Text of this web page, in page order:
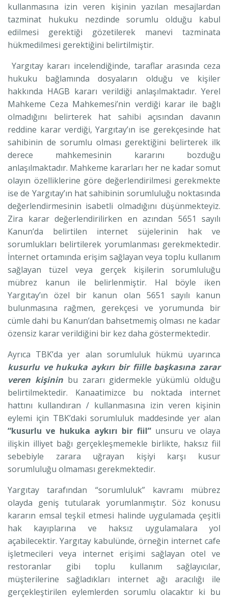
kullanmasına izin veren kişinin yazılan mesajlardan
tazminat hukuku nezdinde sorumlu olduğu kabul
edilmesi gerektiği gözetilerek manevi tazminata
hükmedilmesi gerektiğini belirtilmiştir.
Yargıtay kararı incelendiğinde, taraflar arasında ceza
hukuku bağlamında dosyaların olduğu ve kişiler
hakkında HAGB kararı verildiği anlaşılmaktadır. Yerel
Mahkeme Ceza Mahkemesi’nin verdiği karar ile bağlı
olmadığını belirterek hat sahibi açısından davanın
reddine karar verdiği, Yargıtay’ın ise gerekçesinde hat
sahibinin de sorumlu olması gerektiğini belirterek ilk
derece mahkemesinin kararını bozduğu
anlaşılmaktadır. Mahkeme kararları her ne kadar somut
olayın özelliklerine göre değerlendirilmesi gerekmekte
ise de Yargıtay’ın hat sahibinin sorumluluğu noktasında
değerlendirmesinin isabetli olmadığını düşünmekteyiz.
Zira karar değerlendirilirken en azından 5651 sayılı
Kanun’da belirtilen internet süjelerinin hak ve
sorumlukları belirtilerek yorumlanması gerekmektedir.
İnternet ortamında erişim sağlayan veya toplu kullanım
sağlayan tüzel veya gerçek kişilerin sorumluluğu
mübrez kanun ile belirlenmiştir. Hal böyle iken
Yargıtay’ın özel bir kanun olan 5651 sayılı kanun
bulunmasına rağmen, gerekçesi ve yorumunda bir
cümle dahi bu Kanun’dan bahsetmemiş olması ne kadar
özensiz karar verildiğini bir kez daha göstermektedir.
Ayrıca TBK’da yer alan sorumluluk hükmü uyarınca
kusurlu ve hukuka aykırı bir fiille başkasına zarar
veren kişininbu zararı gidermekle yükümlü olduğu
belirtilmektedir. Kanaatimizce bu noktada internet
hattını kullandıran / kullanmasına izin veren kişinin
eylemi için TBK’daki sorumluluk maddesinde yer alan
“kusurlu ve hukuka aykırı bir fiil” unsuru ve olaya
ilişkin illiyet bağı gerçekleşmemekle birlikte, haksız fiil
sebebiyle zarara uğrayan kişiyi karşı kusur
sorumluluğu olmaması gerekmektedir.
Yargıtay tarafından “sorumluluk” kavramı mübrez
olayda geniş tutularak yorumlanmıştır. Söz konusu
kararın emsal teşkil etmesi halinde uygulamada çeşitli
hak kayıplarına ve haksız uygulamalara yol
açabilecektir. Yargıtay kabulünde, örneğin internet cafe
işletmecileri veya internet erişimi sağlayan otel ve
restoranlar gibi toplu kullanım sağlayıcılar,
müşterilerine sağladıkları internet ağı aracılığı ile
gerçekleştirilen eylemlerden sorumlu olacaktır ki bu